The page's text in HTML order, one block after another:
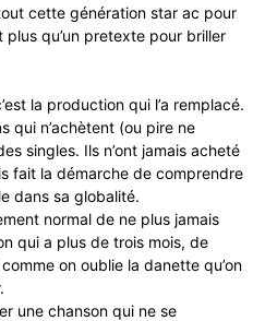
cette génération star ac pour
plus qu’un pretexte pour briller
la production qui l’a remplacé.
qui n’achètent (ou pire ne
singles. Ils n’ont jamais acheté
fait la démarche de comprendre
dans sa globalité.
normal de ne plus jamais
qui a plus de trois mois, de
on oublie la danette qu’on
une chanson qui ne se